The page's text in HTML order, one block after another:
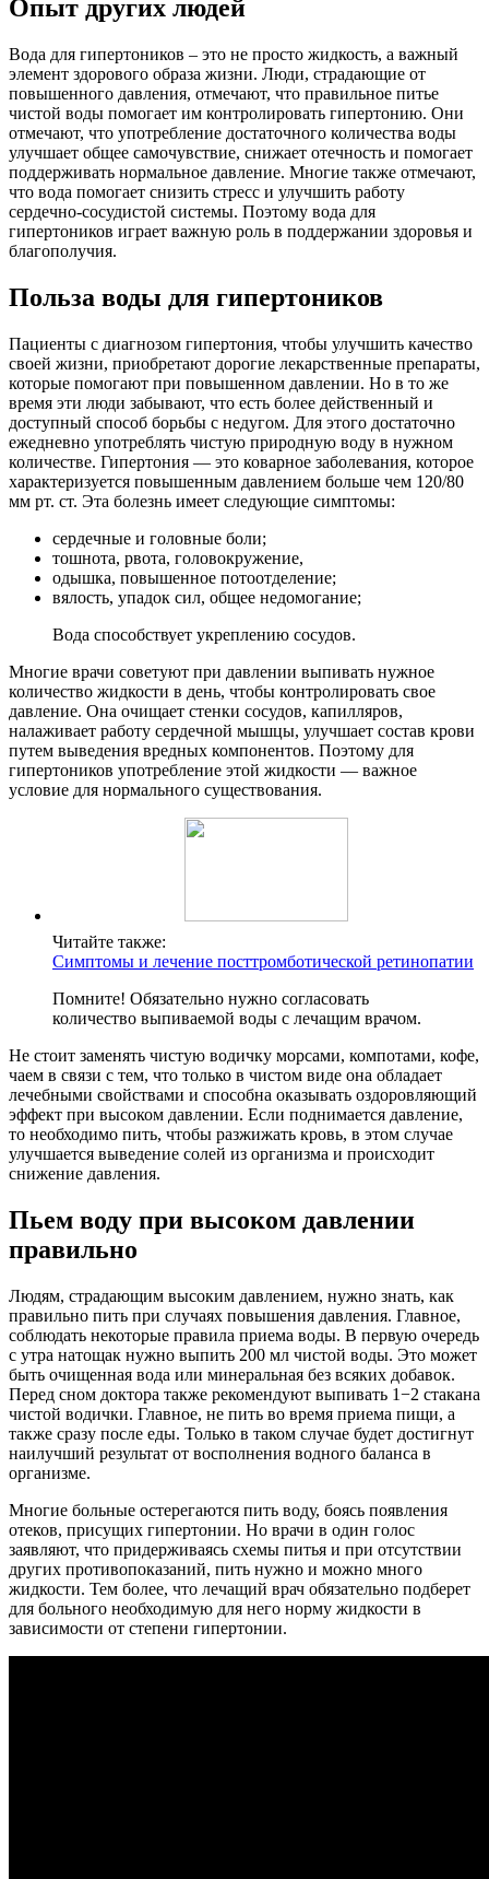
Опыт других людей
Вода для гипертоников – это не просто жидкость, а важный
элемент здорового образа жизни. Люди, страдающие от
повышенного давления, отмечают, что правильное питье
чистой воды помогает им контролировать гипертонию. Они
отмечают, что употребление достаточного количества воды
улучшает общее самочувствие, снижает отечность и помогает
поддерживать нормальное давление. Многие также отмечают,
что вода помогает снизить стресс и улучшить работу
сердечно-сосудистой системы. Поэтому вода для
гипертоников играет важную роль в поддержании здоровья и
благополучия.
Польза воды для гипертоников
Пациенты с диагнозом гипертония, чтобы улучшить качество
своей жизни, приобретают дорогие лекарственные препараты,
которые помогают при повышенном давлении. Но в то же
время эти люди забывают, что есть более действенный и
доступный способ борьбы с недугом. Для этого достаточно
ежедневно употреблять чистую природную воду в нужном
количестве. Гипертония — это коварное заболевания, которое
характеризуется повышенным давлением больше чем 120/80
мм рт. ст. Эта болезнь имеет следующие симптомы:
сердечные и головные боли;
тошнота, рвота, головокружение,
одышка, повышенное потоотделение;
вялость, упадок сил, общее недомогание;
Вода способствует укреплению сосудов.
Многие врачи советуют при давлении выпивать нужное
количество жидкости в день, чтобы контролировать свое
давление. Она очищает стенки сосудов, капилляров,
налаживает работу сердечной мышцы, улучшает состав крови
путем выведения вредных компонентов. Поэтому для
гипертоников употребление этой жидкости — важное
условие для нормального существования.
Читайте также:
Симптомы и лечение посттромботической ретинопатии
Помните! Обязательно нужно согласовать
количество выпиваемой воды с лечащим врачом.
Не стоит заменять чистую водичку морсами, компотами, кофе,
чаем в связи с тем, что только в чистом виде она обладает
лечебными свойствами и способна оказывать оздоровляющий
эффект при высоком давлении. Если поднимается давление,
то необходимо пить, чтобы разжижать кровь, в этом случае
улучшается выведение солей из организма и происходит
снижение давления.
Пьем воду при высоком давлении
правильно
Людям, страдающим высоким давлением, нужно знать, как
правильно пить при случаях повышения давления. Главное,
соблюдать некоторые правила приема воды. В первую очередь
с утра натощак нужно выпить 200 мл чистой воды. Это может
быть очищенная вода или минеральная без всяких добавок.
Перед сном доктора также рекомендуют выпивать 1−2 стакана
чистой водички. Главное, не пить во время приема пищи, а
также сразу после еды. Только в таком случае будет достигнут
наилучший результат от восполнения водного баланса в
организме.
Многие больные остерегаются пить воду, боясь появления
отеков, присущих гипертонии. Но врачи в один голос
заявляют, что придерживаясь схемы питья и при отсутствии
других противопоказаний, пить нужно и можно много
жидкости. Тем более, что лечащий врач обязательно подберет
для больного необходимую для него норму жидкости в
зависимости от степени гипертонии.